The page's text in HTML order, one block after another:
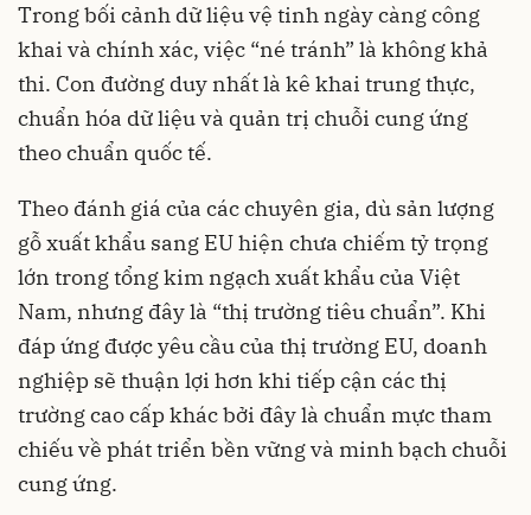
Trong bối cảnh dữ liệu vệ tinh ngày càng công
khai và chính xác, việc “né tránh” là không khả
thi. Con đường duy nhất là kê khai trung thực,
chuẩn hóa dữ liệu và quản trị chuỗi cung ứng
theo chuẩn quốc tế.
Theo đánh giá của các chuyên gia, dù sản lượng
gỗ xuất khẩu sang EU hiện chưa chiếm tỷ trọng
lớn trong tổng kim ngạch xuất khẩu của Việt
Nam, nhưng đây là “thị trường tiêu chuẩn”. Khi
đáp ứng được yêu cầu của thị trường EU, doanh
nghiệp sẽ thuận lợi hơn khi tiếp cận các thị
trường cao cấp khác bởi đây là chuẩn mực tham
chiếu về phát triển bền vững và minh bạch chuỗi
cung ứng.